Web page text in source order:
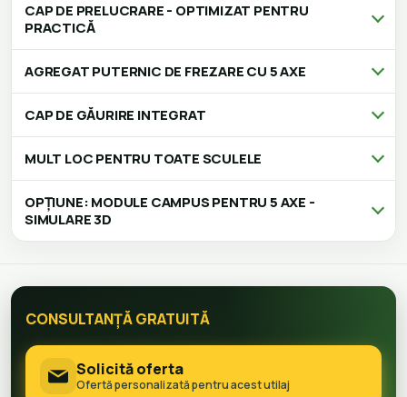
CAP DE PRELUCRARE - OPTIMIZAT PENTRU
PRACTICĂ
AGREGAT PUTERNIC DE FREZARE CU 5 AXE
CAP DE GĂURIRE INTEGRAT
MULT LOC PENTRU TOATE SCULELE
OPȚIUNE: MODULE CAMPUS PENTRU 5 AXE -
SIMULARE 3D
CONSULTANȚĂ GRATUITĂ
Solicită oferta
Ofertă personalizată pentru acest utilaj